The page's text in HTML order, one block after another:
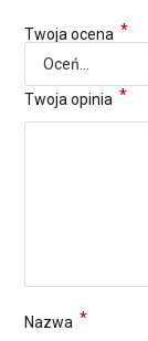
Twoja ocena *
Twoja opinia *
Nazwa *